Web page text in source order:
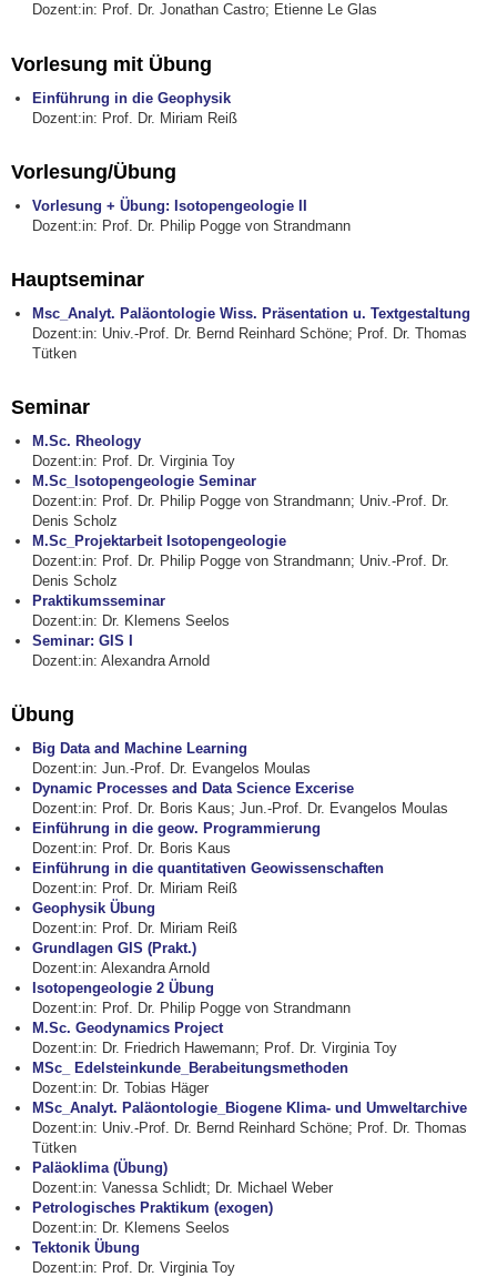
Dozent:in: Prof. Dr. Jonathan Castro; Etienne Le Glas
Vorlesung mit Übung
Einführung in die Geophysik
Dozent:in: Prof. Dr. Miriam Reiß
Vorlesung/Übung
Vorlesung + Übung: Isotopengeologie II
Dozent:in: Prof. Dr. Philip Pogge von Strandmann
Hauptseminar
Msc_Analyt. Paläontologie Wiss. Präsentation u. Textgestaltung
Dozent:in: Univ.-Prof. Dr. Bernd Reinhard Schöne; Prof. Dr. Thomas
Tütken
Seminar
M.Sc. Rheology
Dozent:in: Prof. Dr. Virginia Toy
M.Sc_Isotopengeologie Seminar
Dozent:in: Prof. Dr. Philip Pogge von Strandmann; Univ.-Prof. Dr.
Denis Scholz
M.Sc_Projektarbeit Isotopengeologie
Dozent:in: Prof. Dr. Philip Pogge von Strandmann; Univ.-Prof. Dr.
Denis Scholz
Praktikumsseminar
Dozent:in: Dr. Klemens Seelos
Seminar: GIS I
Dozent:in: Alexandra Arnold
Übung
Big Data and Machine Learning
Dozent:in: Jun.-Prof. Dr. Evangelos Moulas
Dynamic Processes and Data Science Excerise
Dozent:in: Prof. Dr. Boris Kaus; Jun.-Prof. Dr. Evangelos Moulas
Einführung in die geow. Programmierung
Dozent:in: Prof. Dr. Boris Kaus
Einführung in die quantitativen Geowissenschaften
Dozent:in: Prof. Dr. Miriam Reiß
Geophysik Übung
Dozent:in: Prof. Dr. Miriam Reiß
Grundlagen GIS (Prakt.)
Dozent:in: Alexandra Arnold
Isotopengeologie 2 Übung
Dozent:in: Prof. Dr. Philip Pogge von Strandmann
M.Sc. Geodynamics Project
Dozent:in: Dr. Friedrich Hawemann; Prof. Dr. Virginia Toy
MSc_ Edelsteinkunde_Berabeitungsmethoden
Dozent:in: Dr. Tobias Häger
MSc_Analyt. Paläontologie_Biogene Klima- und Umweltarchive
Dozent:in: Univ.-Prof. Dr. Bernd Reinhard Schöne; Prof. Dr. Thomas
Tütken
Paläoklima (Übung)
Dozent:in: Vanessa Schlidt; Dr. Michael Weber
Petrologisches Praktikum (exogen)
Dozent:in: Dr. Klemens Seelos
Tektonik Übung
Dozent:in: Prof. Dr. Virginia Toy